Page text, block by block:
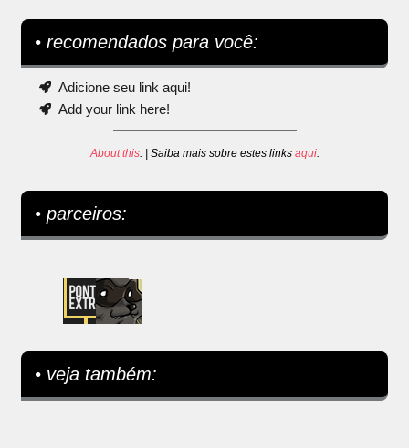
• recomendados para você:
Adicione seu link aqui!
Add your link here!
About this. | Saiba mais sobre estes links aqui.
• parceiros:
• veja também: